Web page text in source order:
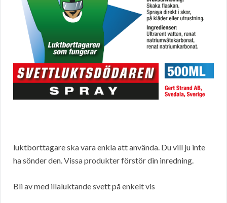
luktborttagare ska vara enkla att använda. Du vill ju inte
ha sönder den. Vissa produkter förstör din inredning.
Bli av med illaluktande svett på enkelt vis